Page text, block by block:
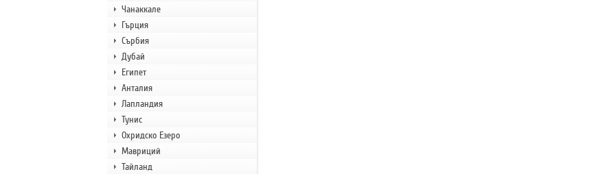
Чанаккале
Гърция
Сърбия
Дубай
Египет
Анталия
Лапландия
Тунис
Охридско Езеро
Мавриций
Тайланд